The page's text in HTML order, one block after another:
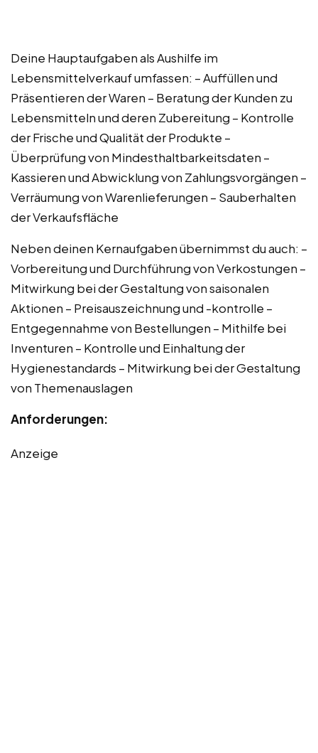
Deine Hauptaufgaben als Aushilfe im
Lebensmittelverkauf umfassen: – Auffüllen und
Präsentieren der Waren – Beratung der Kunden zu
Lebensmitteln und deren Zubereitung – Kontrolle
der Frische und Qualität der Produkte –
Überprüfung von Mindesthaltbarkeitsdaten –
Kassieren und Abwicklung von Zahlungsvorgängen –
Verräumung von Warenlieferungen – Sauberhalten
der Verkaufsfläche
Neben deinen Kernaufgaben übernimmst du auch: –
Vorbereitung und Durchführung von Verkostungen –
Mitwirkung bei der Gestaltung von saisonalen
Aktionen – Preisauszeichnung und -kontrolle –
Entgegennahme von Bestellungen – Mithilfe bei
Inventuren – Kontrolle und Einhaltung der
Hygienestandards – Mitwirkung bei der Gestaltung
von Themenauslagen
Anforderungen:
Anzeige